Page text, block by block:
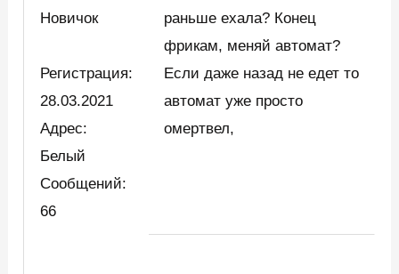
Новичок
Регистрация:
28.03.2021
Адрес:
Белый
Сообщений:
66
раньше ехала? Конец
фрикам, меняй автомат?
Если даже назад не едет то
автомат уже просто
омертвел,